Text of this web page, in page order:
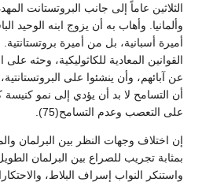
الثلاثين عاماً إلى جانب البروتستانت
وألمانيا. وأهاب به أن يزوج ابنه الوحيد
أميرة أسبانية، بل من أميرة بروتستانتية.
القوانين المعادية للكاثوليكية، وحثه
عن آبائهم، وأن ينشئوا على
أن التسامح لا بد أن يؤدي إلى نمو
على التعصب وعدم التسامح(75).
واستنكر النواب إسراف البلاط،